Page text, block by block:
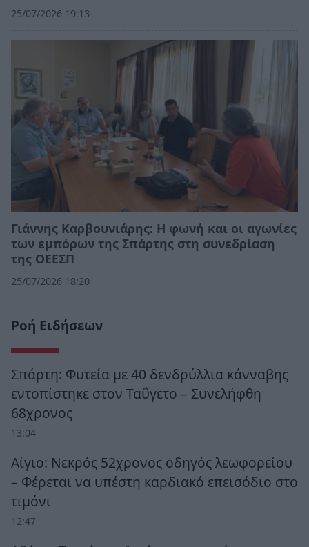
25/07/2026 19:13
Γιάννης Καρβουνιάρης: Η φωνή και οι αγωνίες
των εμπόρων της Σπάρτης στη συνεδρίαση
της ΟΕΕΣΠ
25/07/2026 18:20
Ροή Ειδήσεων
Σπάρτη: Φυτεία με 40 δενδρύλλια κάνναβης
εντοπίστηκε στον Ταΰγετο – Συνελήφθη
68χρονος
13:04
Αίγιο: Νεκρός 52χρονος οδηγός λεωφορείου
– Φέρεται να υπέστη καρδιακό επεισόδιο στο
τιμόνι
12:47